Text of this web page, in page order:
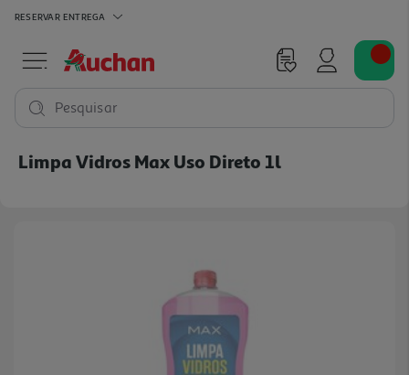
RESERVAR ENTREGA
Pesquisar
Limpa Vidros Max Uso Direto 1l